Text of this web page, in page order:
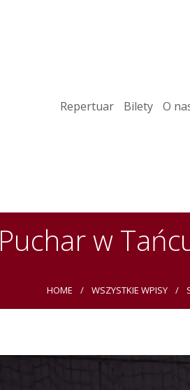
Repertuar Bilety O
Puchar w
HOME WSZYSTKIE WPISY